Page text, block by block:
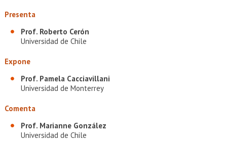
Presenta
Prof. Roberto Cerón
Universidad de Chile
Expone
Prof. Pamela Cacciavillani
Universidad de Monterrey
Comenta
Prof. Marianne González
Universidad de Chile